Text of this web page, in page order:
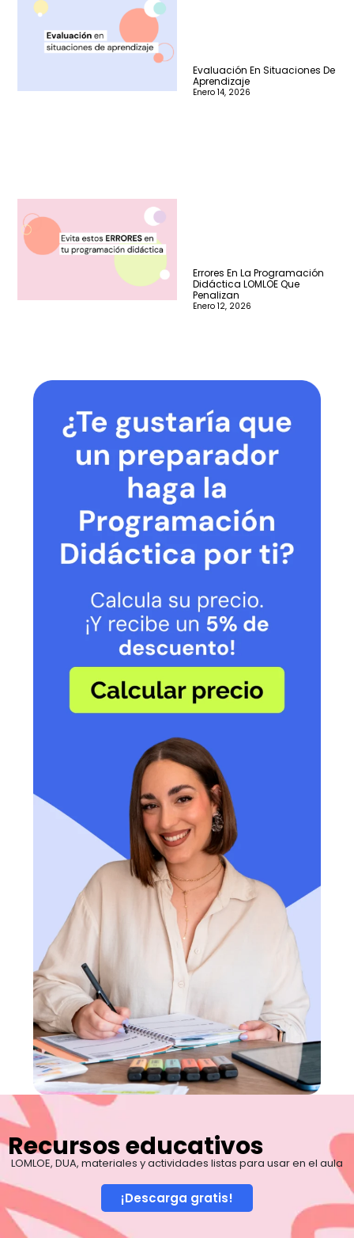
Evaluación En Situaciones De
Aprendizaje
Enero 14, 2026
Errores En La Programación
Didáctica LOMLOE Que
Penalizan
Enero 12, 2026
Recursos educativos
LOMLOE, DUA, materiales y actividades listas para usar en el aula
¡Descarga gratis!